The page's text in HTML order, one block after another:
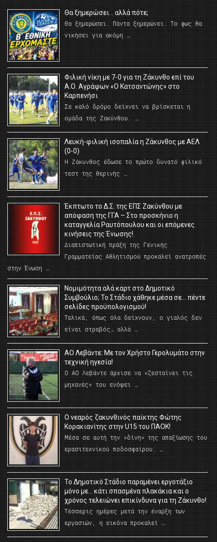
Θα ξημερώσει… αλλά πότε;
Θα ξημερώσει. Πάντα ξημερώνει. Το φως θα
νικήσει για ακόμη …
Φιλική νίκη με 7-0 για τη Ζάκυνθο επί του
Α.Ο. Αγράφων «Ο Κατσαντώνης» στο
Καρπενήσι
Σε καλό δρόμο δείχνει να βρίσκεται η
ομάδα της Ζακύνθου. …
Λευκή-φιλική ισοπαλία η Ζάκυνθος με ΑΕΛ
(0-0)
Η Ζάκυνθος έδωσε το πρώτο δυνατό φιλικό
τεστ της θερινής …
Έκπτωτο το Δ.Σ. της ΕΠΣ Ζακύνθου με
απόφαση της ΓΓΑ – Στο προσκήνιο η
καταγγελία Ραυτόπουλου και οι επόμενες
κινήσεις της Ένωσης!
Διαπιστωτική πράξη της Γενικής
Γραμματείας Αθλητισμού προκαλεί ανατροπές
στην Ένωση …
Νομιμότητα αλά καρτ στο Δημοτικό
Συμβούλιο; Το Στάδιο χάθηκε μέσα σε… πέντε
σελίδες προϋπολογισμού!
Τελικά, όπως όλα δείχνουν, ο γιαλός δεν
είναι στραβός… αλλά …
ΑΟ Λεβάντε: Με τον Χρήστο Γερολυμάτο στην
τεχνική ηγεσία!
Ο ΑΟ Λεβάντε άρχισε να «ζεσταίνει τις
μηχανές» του ενόψει …
O νεαρός ζακυνθινός παίκτης Φώτης
Κορακιανίτης στην U15 του ΠΑΟΚ!
Μέσα σε αυτή την «δίνη» της απαξίωσης του
ερασιτεχνικού ποδοσφαίρου. …
Το Δημοτικό Στάδιο παραμένει εργοτάξιο
μόνο με… κάτι σπασμένα πλακάκια και ο
χρόνος τελειώνει επικίνδυνα για τη Ζάκυνθο!
Τέσσερις ημέρες μετά την έναρξη των
εργασιών, η εικόνα προκαλεί …